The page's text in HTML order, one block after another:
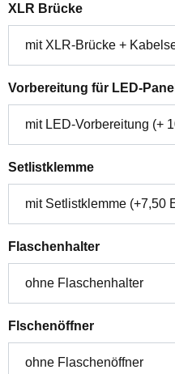
XLR Brückeauswählen
Vorbereitung für LED-Panel
Setlistklemmeauswählen
Flaschenhalterauswählen
Flschenöffnerauswählen